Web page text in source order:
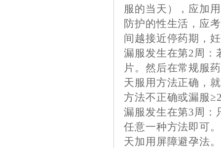
服的当天），应加
防护的性生活，应
间越接近停药期，
漏服发生在第2周：
片。然后在常规服
天服用方法正确，
方法不正确或漏服
漏服发生在第3周：
任意一种方法即可
天加用屏障避孕法。